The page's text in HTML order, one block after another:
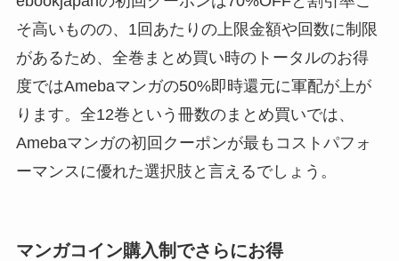
そ高いものの、1回あたりの上限金額や回数に制限
があるため、全巻まとめ買い時のトータルのお得
度ではAmebaマンガの50%即時還元に軍配が上が
ります。全12巻という冊数のまとめ買いでは、
Amebaマンガの初回クーポンが最もコストパフォ
ーマンスに優れた選択肢と言えるでしょう。
マンガコイン購入制でさらにお得